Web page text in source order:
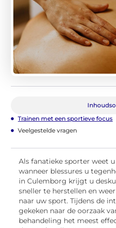
Trainen met een sportieve focus
Veelgestelde vragen
Als fanatieke sporter weet
wanneer blessures u
in Culemborg krijgt u
sneller te herstellen en
naar uw sport. Tijdens de
gekeken naar de oorzaak
behandeling het meest